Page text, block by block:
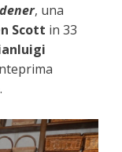
, una
Scott in 33